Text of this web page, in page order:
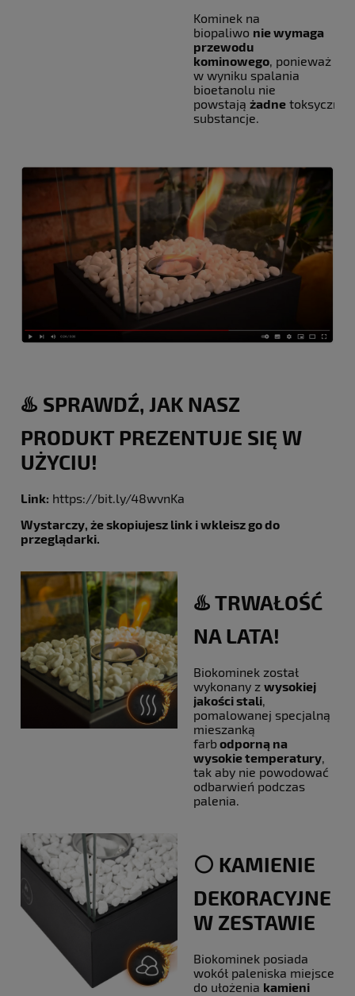
Kominek na
biopaliwo nie wymaga
przewodu
kominowego, ponieważ
w wyniku spalania
bioetanolu nie
powstają żadne toksyczne
substancje.
♨️ SPRAWDŹ, JAK NASZ
PRODUKT PREZENTUJE SIĘ W
UŻYCIU!
Link: https://bit.ly/48wvnKa
Wystarczy, że skopiujesz link i wkleisz go do
przeglądarki.
♨️ TRWAŁOŚĆ
NA LATA!
Biokominek został
wykonany z wysokiej
jakości stali,
pomalowanej specjalną
mieszanką
farbodporną na
wysokie temperatury,
tak aby nie powodować
odbarwień podczas
palenia.
⚪️ KAMIENIE
DEKORACYJNE
W ZESTAWIE
Biokominek posiada
wokół paleniska miejsce
do ułożenia kamieni